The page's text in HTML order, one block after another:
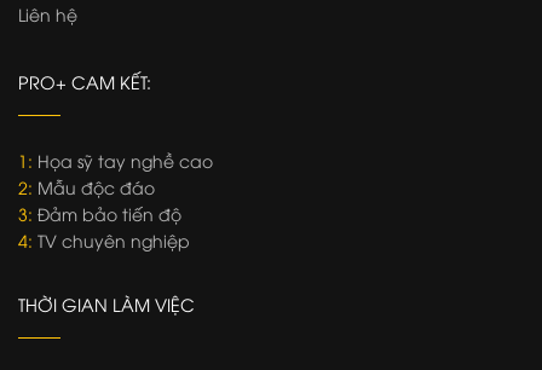
Liên hệ
PRO+ CAM KẾT:
1: Họa sỹ tay nghề cao
2: Mẫu độc đáo
3: Đảm bảo tiến độ
4: TV chuyên nghiệp
THỜI GIAN LÀM VIỆC